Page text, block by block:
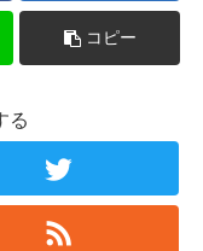
コピー
る